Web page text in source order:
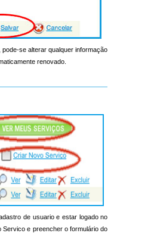
pode-se alterar qualquer informação
renovado.
de usuario e estar logado no
e preencher o formulário do